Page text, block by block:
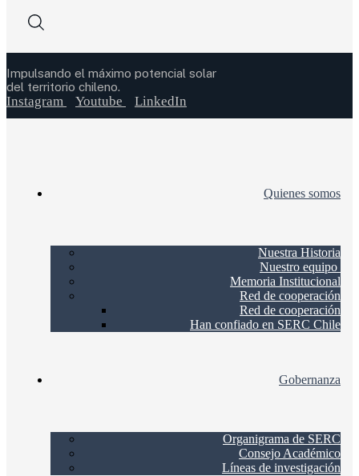
Impulsando el máximo potencial solar
del territorio chileno.
Instagram Youtube LinkedIn
Quienes somos
Nuestra Historia
Nuestro equipo
Memoria Institucional
Red de cooperación
Red de cooperación
Han confiado en SERC Chile
Gobernanza
Organigrama de SERC
Consejo Académico
Líneas de investigación